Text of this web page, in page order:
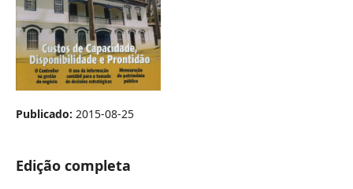
Publicado: 2015-08-25
Edição completa